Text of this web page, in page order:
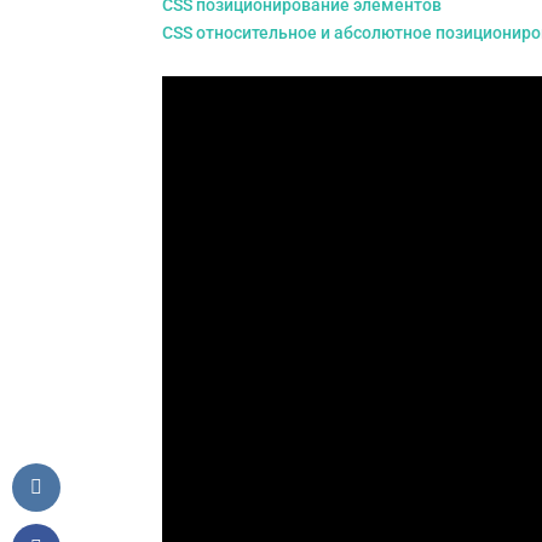
CSS позиционирование элементов
CSS относительное и абсолютное